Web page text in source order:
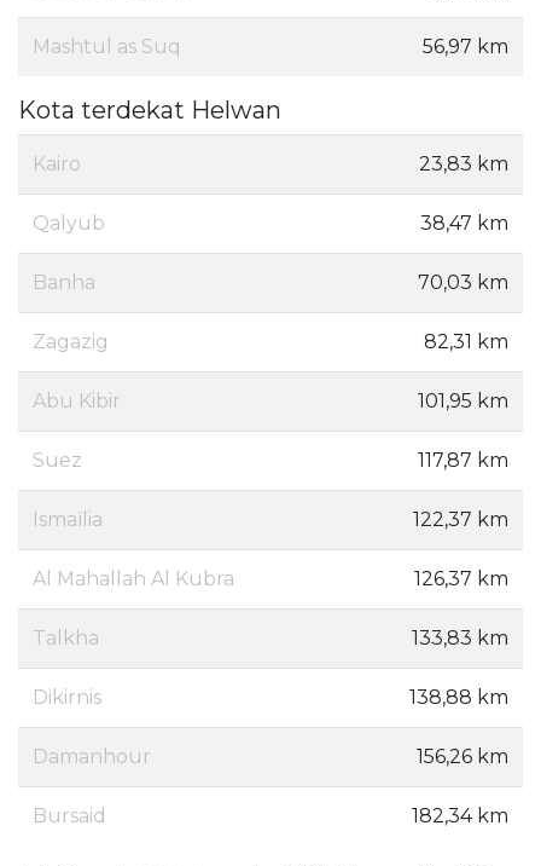
Mashtul as Suq 56,97 km
Kota terdekat Helwan
Kairo 23,83 km
Qalyub 38,47 km
Banha 70,03 km
Zagazig 82,31 km
Abu Kibir 101,95 km
Suez 117,87 km
Ismaïlia 122,37 km
Al Mahallah Al Kubra 126,37 km
Talkha 133,83 km
Dikirnis 138,88 km
Damanhour 156,26 km
Bursaid 182,34 km